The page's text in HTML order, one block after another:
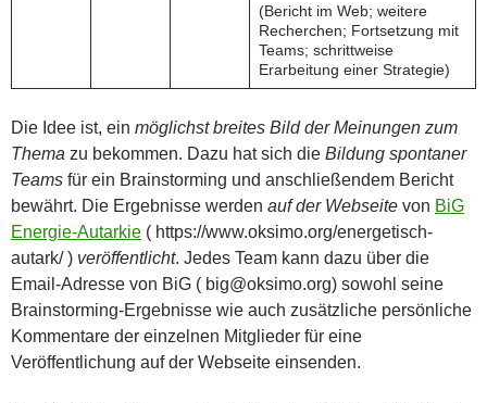
(Bericht im Web; weitere
Recherchen; Fortsetzung mit
Teams; schrittweise
Erarbeitung einer Strategie)
Die Idee ist, ein möglichst breites Bild der Meinungen zum
Thema zu bekommen. Dazu hat sich die Bildung spontaner
Teams für ein Brainstorming und anschließendem Bericht
bewährt. Die Ergebnisse werden auf der Webseite von BiG
Energie-Autarkie ( https://www.oksimo.org/energetisch-
autark/ ) veröffentlicht. Jedes Team kann dazu über die
Email-Adresse von BiG ( big@oksimo.org) sowohl seine
Brainstorming-Ergebnisse wie auch zusätzliche persönliche
Kommentare der einzelnen Mitglieder für eine
Veröffentlichung auf der Webseite einsenden.